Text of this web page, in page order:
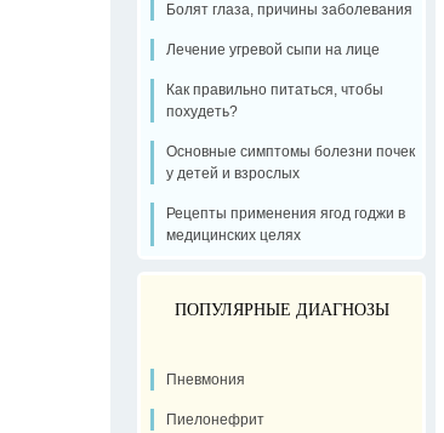
Болят глаза, причины заболевания
Лечение угревой сыпи на лице
Как правильно питаться, чтобы
похудеть?
Основные симптомы болезни почек
у детей и взрослых
Рецепты применения ягод годжи в
медицинских целях
ПОПУЛЯРНЫЕ ДИАГНОЗЫ
Пневмония
Пиелонефрит